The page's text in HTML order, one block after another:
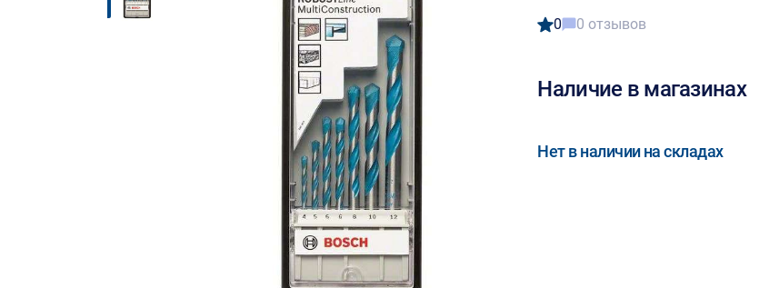
0 0 отзывов
Наличие в магазинах
Нет в наличии на складах